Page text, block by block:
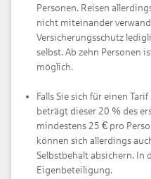
Personen. Reisen
nicht miteinander
Versicherungsschutz
selbst. Ab zehn Personen
möglich.
Falls Sie sich für einen
beträgt dieser 20 % des
mindestens 25 € pro
können sich allerdings
Selbstbehalt absichern. In
Eigenbeteiligung.